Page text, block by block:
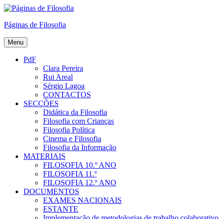
Skip
content
Páginas de Filosofia
Menu
PdF
Clara Pereira
Rui Areal
Sérgio Lagoa
CONTACTOS
SECÇÕES
Didática da Filosofia
Filosofia com Crianças
Filosofia Política
Cinema e Filosofia
Filosofia da Informação
MATERIAIS
FILOSOFIA 10.º ANO
FILOSOFIA 11.º
FILOSOFIA 12.º ANO
DOCUMENTOS
EXAMES NACIONAIS
ESTANTE